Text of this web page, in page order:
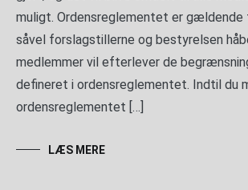
muligt. Ordensreglementet er gældende
såvel forslagstillerne og bestyrelsen
medlemmer vil efterlever de
defineret i ordensreglementet. Indtil du
ordensreglementet […]
LÆS MERE